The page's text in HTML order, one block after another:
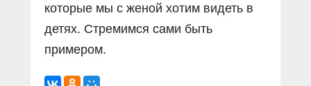
которые мы с женой хотим видеть в
детях. Стремимся сами быть
примером.